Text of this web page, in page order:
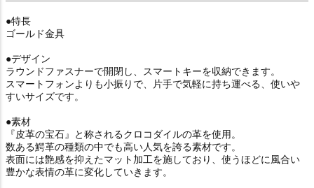
●特長
ゴールド金具
●デザイン
ラウンドファスナーで開閉し、スマートキーを収納できます。
スマートフォンよりも小振りで、片手で気軽に持ち運べる、使いや
すいサイズです。
●素材
『皮革の宝石』と称されるクロコダイルの革を使用。
数ある鰐革の種類の中でも高い人気を誇る素材です。
表面には艶感を抑えたマット加工を施しており、使うほどに風合い
豊かな表情の革に変化していきます。